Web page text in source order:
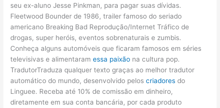
seu ex-aluno Jesse Pinkman, para pagar suas dívidas.
Fleetwood Bounder de 1986, trailer famoso do seriado
americano Breaking Bad Reprodução/Internet Tráfico de
drogas, super heróis, eventos sobrenaturais e zumbis.
Conheça alguns automóveis que ficaram famosos em séries
televisivas e alimentaramessa paixão na cultura pop.
TradutorTraduza qualquer texto graças ao melhor tradutor
automático do mundo, desenvolvido peloscriadores do
Linguee. Receba até 10% de comissão em dinheiro,
diretamente em sua conta bancária, por cada produto